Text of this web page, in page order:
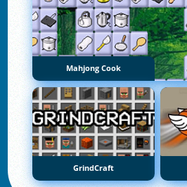
Mahjong Cook
GrindCraft